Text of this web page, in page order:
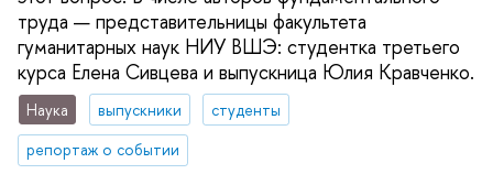
труда — представительницы факультета
гуманитарных наук НИУ ВШЭ: студентка третьего
курса Елена Сивцева и выпускница Юлия Кравченко.
Наука выпускники
студенты
репортаж о событии